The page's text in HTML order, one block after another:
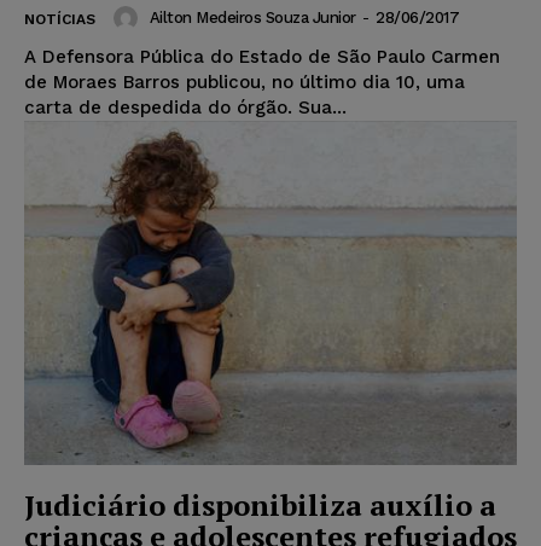
NOTÍCIAS Ailton Medeiros Souza Junior - 28/06/2017
A Defensora Pública do Estado de São Paulo Carmen
de Moraes Barros publicou, no último dia 10, uma
carta de despedida do órgão. Sua...
Judiciário disponibiliza auxílio a
crianças e adolescentes refugiados